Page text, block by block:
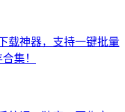
载神器，支持一键批量
集！